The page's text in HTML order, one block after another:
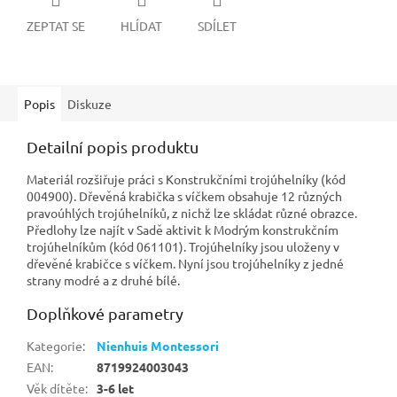
ZEPTAT SE HLÍDAT SDÍLET
Popis Diskuze
Detailní popis produktu
Materiál rozšiřuje práci s Konstrukčními trojúhelníky (kód
004900). Dřevěná krabička s víčkem obsahuje 12 různých
pravoúhlých trojúhelníků, z nichž lze skládat různé obrazce.
Předlohy lze najít v Sadě aktivit k Modrým konstrukčním
trojúhelníkům (kód 061101). Trojúhelníky jsou uloženy v
dřevěné krabičce s víčkem. Nyní jsou trojúhelníky z jedné
strany modré a z druhé bílé.
Doplňkové parametry
Kategorie:
Nienhuis Montessori
EAN:
8719924003043
Věk dítěte: 3-6 let